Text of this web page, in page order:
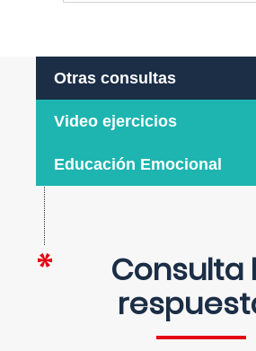
Otras consultas
Video ejercicios
Educación Emocional
Consulta